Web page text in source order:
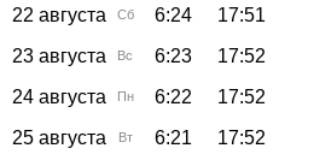
22 августа
Сб 6:24 17:51
23 августа
Вс 6:23 17:52
24 августа
Пн 6:22 17:52
25 августа
Вт 6:21 17:52